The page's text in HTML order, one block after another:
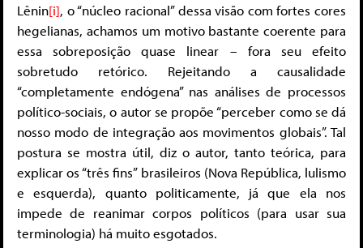
Lênin[i], o “núcleo racional” dessa visão com fortes cores
hegelianas, achamos um motivo bastante coerente para
essa sobreposição quase linear – fora seu efeito
sobretudo retórico. Rejeitando a causalidade
“completamente endógena” nas análises de processos
político-sociais, o autor se propõe “perceber como se dá
nosso modo de integração aos movimentos globais”. Tal
postura se mostra útil, diz o autor, tanto teórica, para
explicar os “três fins” brasileiros (Nova República, lulismo
e esquerda), quanto politicamente, já que ela nos
impede de reanimar corpos políticos (para usar sua
terminologia) há muito esgotados.